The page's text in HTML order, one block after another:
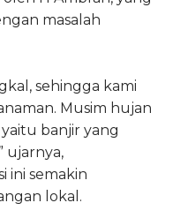
masalah
sehingga kami
Musim hujan
banjir yang
ujarnya,
ini semakin
lokal.